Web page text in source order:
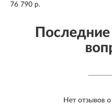
76 790 р.
Нет отзывов